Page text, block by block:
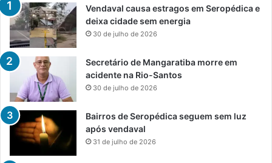
Vendaval causa estragos em Seropédica e
deixa cidade sem energia
30 de julho de 2026
Secretário de Mangaratiba morre em
acidente na Rio-Santos
30 de julho de 2026
Bairros de Seropédica seguem sem luz
após vendaval
31 de julho de 2026